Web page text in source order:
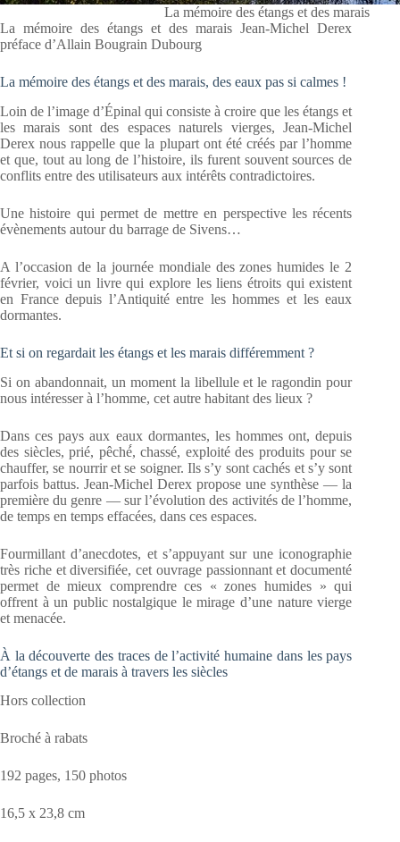
La mémoire des étangs et des marais
La mémoire des étangs et des marais Jean-Michel Derex
préface d’Allain Bougrain Dubourg
La mémoire des étangs et des marais, des eaux pas si calmes !
Loin de l’image d’Épinal qui consiste à croire que les étangs et
les marais sont des espaces naturels vierges, Jean-Michel
Derex nous rappelle que la plupart ont été créés par l’homme
et que, tout au long de l’histoire, ils furent souvent sources de
conflits entre des utilisateurs aux intérêts contradictoires.
Une histoire qui permet de mettre en perspective les récents
évènements autour du barrage de Sivens…
A l’occasion de la journée mondiale des zones humides le 2
février, voici un livre qui explore les liens étroits qui existent
en France depuis l’Antiquité entre les hommes et les eaux
dormantes.
Et si on regardait les étangs et les marais différemment ?
Si on abandonnait, un moment la libellule et le ragondin pour
nous intéresser à l’homme, cet autre habitant des lieux ?
Dans ces pays aux eaux dormantes, les hommes ont, depuis
des siècles, prié, pêché́, chassé, exploité des produits pour se
chauffer, se nourrir et se soigner. Ils s’y sont cachés et s’y sont
parfois battus. Jean-Michel Derex propose une synthèse — la
première du genre — sur l’évolution des activités de l’homme,
de temps en temps effacées, dans ces espaces.
Fourmillant d’anecdotes, et s’appuyant sur une iconographie
très riche et diversifiée, cet ouvrage passionnant et documenté
permet de mieux comprendre ces « zones humides » qui
offrent à un public nostalgique le mirage d’une nature vierge
et menacée.
À la découverte des traces de l’activité humaine dans les pays
d’étangs et de marais à travers les siècles
Hors collection
Broché à rabats
192 pages, 150 photos
16,5 x 23,8 cm